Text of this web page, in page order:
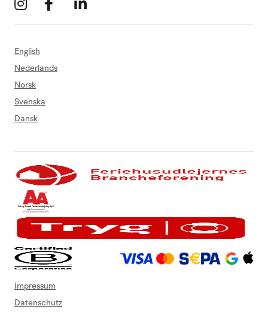
English
Nederlands
Norsk
Svenska
Dansk
Impressum
Datenschutz